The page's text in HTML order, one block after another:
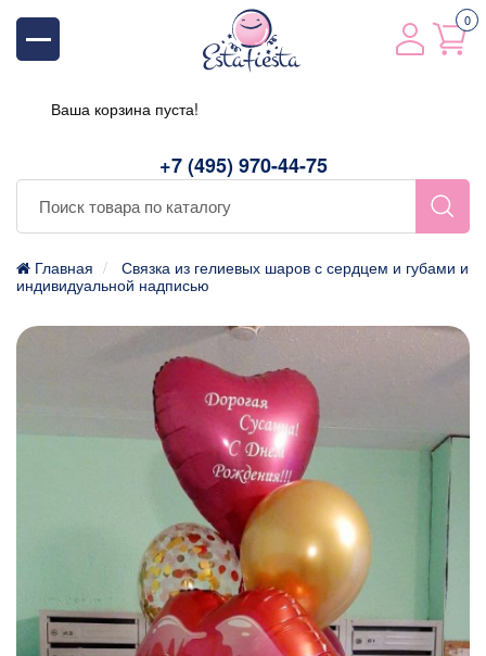
+7 (495) 970-44-75
0
Ваша корзина пуста!
Главная
Связка из гелиевых шаров с сердцем и губами и
индивидуальной надписью